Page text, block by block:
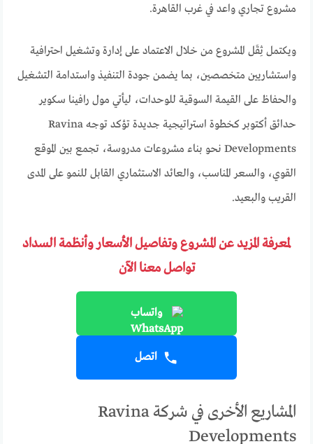
مشروع تجاري واعد في غرب القاهرة.
ويكتمل ثِقَل المشروع من خلال الاعتماد على إدارة وتشغيل احترافية
واستشاريين متخصصين، بما يضمن جودة التنفيذ واستدامة التشغيل
والحفاظ على القيمة السوقية للوحدات، ليأتي مول رافينا سكوير
حدائق أكتوبر كخطوة استراتيجية جديدة تؤكد توجه Ravina
Developments نحو بناء مشروعات مدروسة، تجمع بين الموقع
القوي، والسعر المناسب، والعائد الاستثماري القابل للنمو على المدى
القريب والبعيد.
لمعرفة المزيد عن المشروع وتفاصيل الأسعار وأنظمة السداد
تواصل معنا الآن
واتساب
اتصل
المشاريع الأخرى في شركة Ravina
Developments